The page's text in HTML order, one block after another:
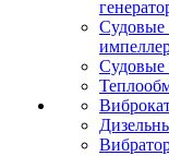
Судовые